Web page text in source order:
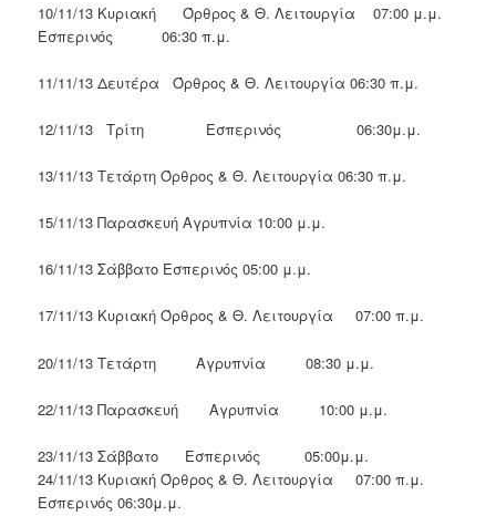
10/11/13 Κυριακή Όρθρος & Θ. Λειτουργία 07:00 μ.μ.
Εσπερινός 06:30 π.μ.
11/11/13 Δευτέρα Όρθρος & Θ. Λειτουργία 06:30 π.μ.
12/11/13 Τρίτη Εσπερινός 06:30μ.μ.
13/11/13 Τετάρτη Όρθρος & Θ. Λειτουργία 06:30 π.μ.
15/11/13 Παρασκευή Αγρυπνία 10:00 μ.μ.
16/11/13 Σάββατο Εσπερινός 05:00 μ.μ.
17/11/13 Κυριακή Όρθρος & Θ. Λειτουργία 07:00 π.μ.
20/11/13 Τετάρτη Αγρυπνία 08:30 μ.μ.
22/11/13 Παρασκευή Αγρυπνία 10:00 μ.μ.
23/11/13 Σάββατο Εσπερινός 05:00μ.μ.
24/11/13 Κυριακή Όρθρος & Θ. Λειτουργία 07:00 π.μ.
Εσπερινός 06:30μ.μ.